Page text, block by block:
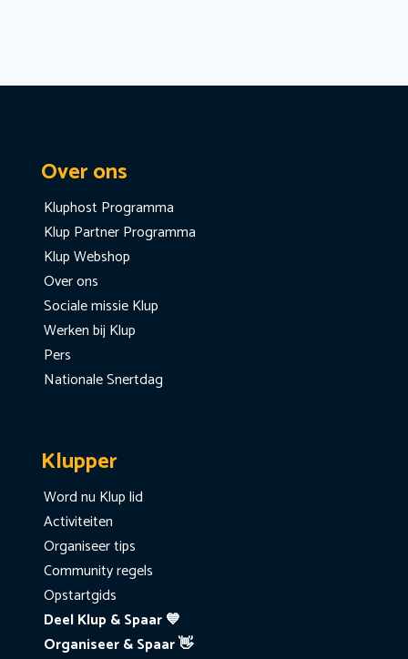
Over ons
Kluphost Programma
Klup Partner Programma
Klup Webshop
Over ons
Sociale missie Klup
Werken bij Klup
Pers
Nationale Snertdag
Klupper
Word nu Klup lid
Activiteiten
Organiseer tips
Community regels
Opstartgids
Deel Klup & Spaar 💙
Organiseer & Spaar 👋